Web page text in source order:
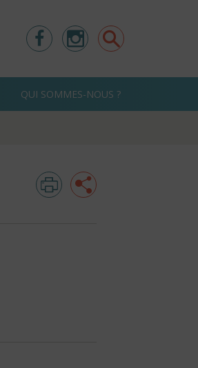
FacebookInstagram
QUI SOMMES-NOUS ?
ImprimerPartager